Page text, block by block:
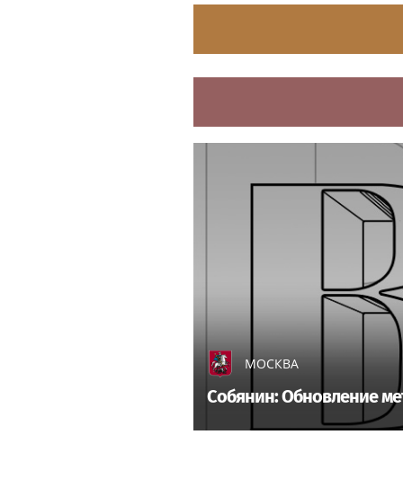
МОСКВА
Собянин: Обновление